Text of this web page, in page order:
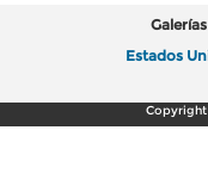
Estados